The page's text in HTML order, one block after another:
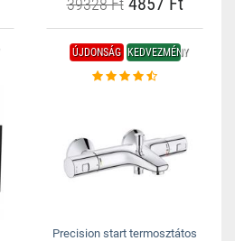
39328 Ft
ÚJDONSÁG KEDVEZMÉNY
Precision start termosztátos